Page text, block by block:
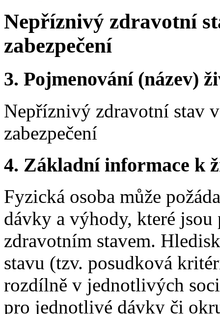
Nepříznivý zdravotní
zabezpečení
3. Pojmenování (název)
Nepříznivý zdravotní stav
zabezpečení
4. Základní informace k
Fyzická osoba může
dávky a výhody, které
zdravotním stavem.
stavu (tzv. posudková
rozdílně v jednotlivých
pro jednotlivé dávky či